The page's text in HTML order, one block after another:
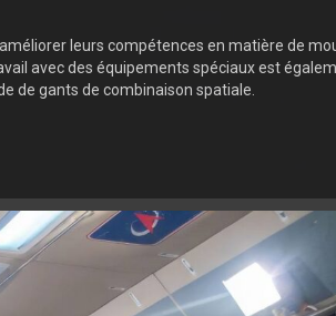
leurs compétences en matière de
avec des équipements spéciaux est
de gants de combinaison spatiale.